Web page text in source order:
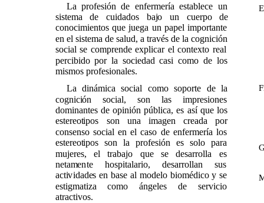
La profesión de enfermería establece un
sistema de cuidados bajo un cuerpo de
conocimientos que juega un papel importante
en el sistema de salud, a través de la cognición
social se comprende explicar el contexto real
percibido por la sociedad casi como de los
mismos profesionales.
La dinámica social como soporte de la
cognición social, son las impresiones
dominantes de opinión pública, es así que los
estereotipos son una imagen creada por
consenso social en el caso de enfermería los
estereotipos son ​la profesión es solo para
mujeres, el trabajo que se desarrolla es
netamente hospitalario, desarrollan sus
actividades en base al modelo biomédico y se
estigmatiza como ángeles de servicio
atractivos.